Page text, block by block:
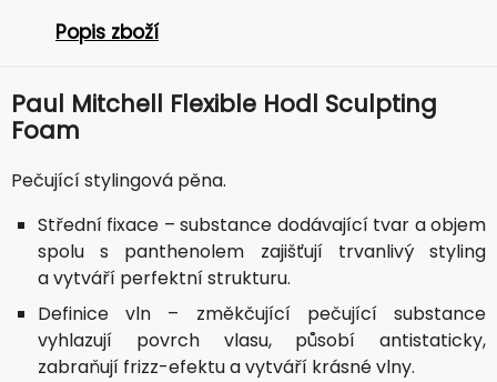
Popis zboží
Paul Mitchell Flexible Hodl Sculpting
Foam
Pečující stylingová pěna.
Střední fixace – substance dodávající tvar a objem
spolu s panthenolem zajišťují trvanlivý styling
a vytváří perfektní strukturu.
Definice vln – změkčující pečující substance
vyhlazují povrch vlasu, působí antistaticky,
zabraňují frizz-efektu a vytváří krásné vlny.